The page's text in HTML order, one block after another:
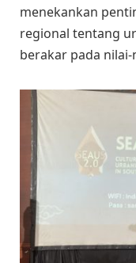
menekankan
regional tentang
berakar pada nilai-